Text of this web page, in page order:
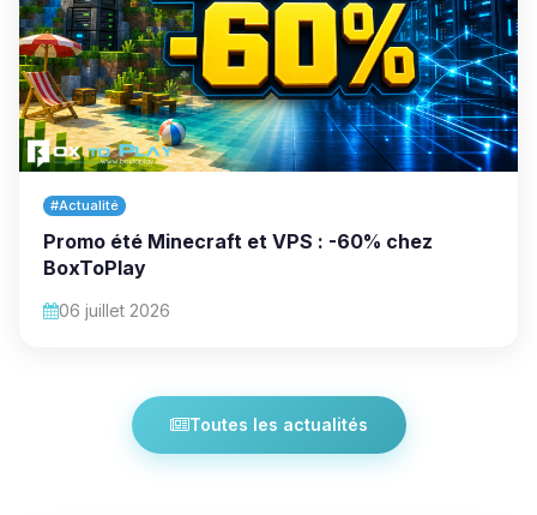
#Actualité
Promo été Minecraft et VPS : -60% chez
BoxToPlay
06 juillet 2026
Toutes les actualités